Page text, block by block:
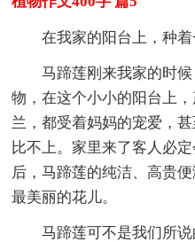
在我家的阳台上，种着
马蹄莲刚来我家的时
物，在这个小小的阳台上
兰，都受着妈妈的宠爱，
比不上。家里来了客人必
后，马蹄莲的纯洁、高贵
最美丽的花儿。
马蹄莲可不是我们所